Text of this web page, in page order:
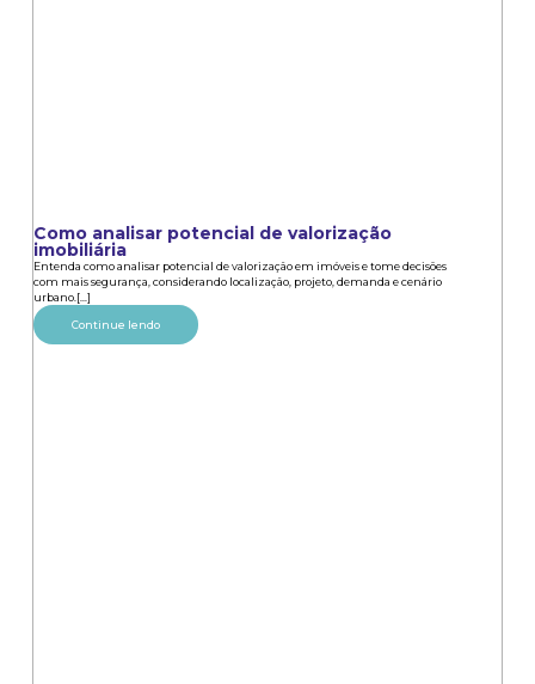
Como analisar potencial de valorização
imobiliária
Entenda como analisar potencial de valorização em imóveis e tome decisões
com mais segurança, considerando localização, projeto, demanda e cenário
urbano.[...]
Continue lendo